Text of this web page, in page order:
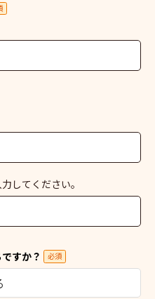
してください。
すか？ 必須